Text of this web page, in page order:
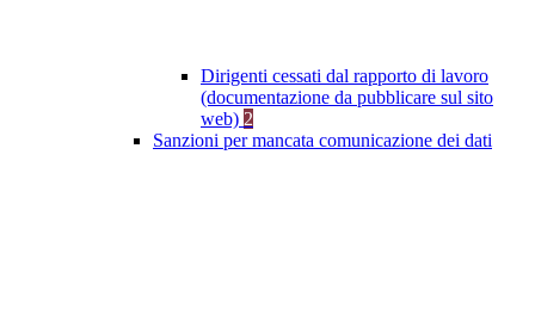
Dirigenti cessati dal rapporto di lavoro
(documentazione da pubblicare sul sito
web) 2
Sanzioni per mancata comunicazione dei dati